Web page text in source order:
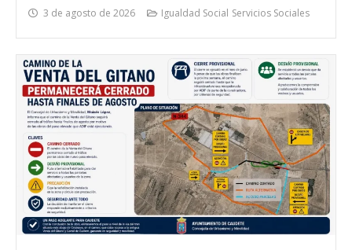
3 de agosto de 2026
Igualdad Social Servicios Sociales